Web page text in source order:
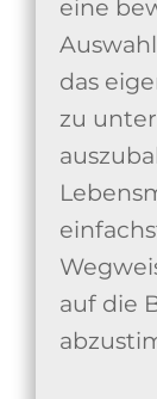
eine
das
zu
auf die